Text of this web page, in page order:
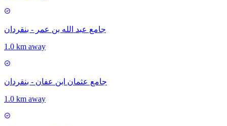
جامع عبد الله بن عمر - بنقردان
1.0 km away
جامع عثمان ابن عفان - بنقردان
1.0 km away